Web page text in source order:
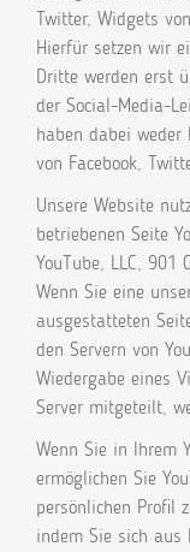
Twitter, Widgets
Hierfür setzen wir
Dritte werden erst
der Social-Media-
haben dabei
von Facebook,
Unsere Website
betriebenen Seite
YouTube, LLC, 901
Wenn Sie eine
ausgestatteten
den Servern von
Wiedergabe eines
Server mitgeteilt,
Wenn Sie in Ihrem
ermöglichen Sie
persönlichen Profil
indem Sie sich aus